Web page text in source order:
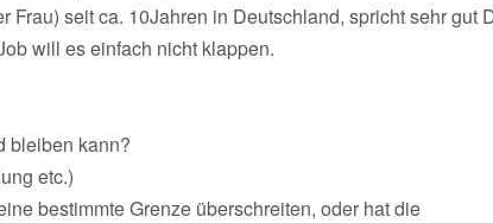
Frau) seit ca. 10Jahren in Deutschland, spricht sehr gut
will es einfach nicht klappen.
bleiben kann?
etc.)
bestimmte Grenze überschreiten, oder hat die